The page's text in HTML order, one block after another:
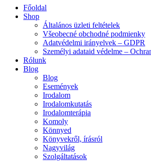
Főoldal
Shop
Általános üzleti feltételek
Všeobecné obchodné podmienky
Adatvédelmi irányelvek – GDPR
Személyi adataid védelme –
Rólunk
Blog
Blog
Események
Irodalom
Irodalomkutatás
Irodalomterápia
Komoly
Könnyed
Könyvekről, írásról
Nagyvilág
Szolgáltatások